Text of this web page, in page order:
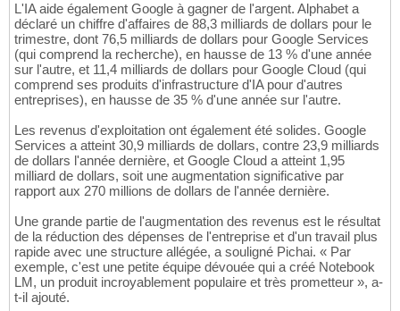
L'IA aide également Google à gagner de l'argent. Alphabet a
déclaré un chiffre d'affaires de 88,3 milliards de dollars pour le
trimestre, dont 76,5 milliards de dollars pour Google Services
(qui comprend la recherche), en hausse de 13 % d'une année
sur l'autre, et 11,4 milliards de dollars pour Google Cloud (qui
comprend ses produits d'infrastructure d'IA pour d'autres
entreprises), en hausse de 35 % d'une année sur l'autre.
Les revenus d'exploitation ont également été solides. Google
Services a atteint 30,9 milliards de dollars, contre 23,9 milliards
de dollars l'année dernière, et Google Cloud a atteint 1,95
milliard de dollars, soit une augmentation significative par
rapport aux 270 millions de dollars de l'année dernière.
Une grande partie de l'augmentation des revenus est le résultat
de la réduction des dépenses de l'entreprise et d'un travail plus
rapide avec une structure allégée, a souligné Pichai. « Par
exemple, c'est une petite équipe dévouée qui a créé Notebook
LM, un produit incroyablement populaire et très prometteur », a-
t-il ajouté.